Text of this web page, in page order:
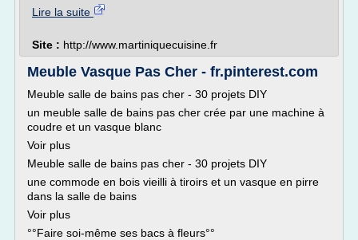
Lire la suite
Site : http://www.martiniquecuisine.fr
Meuble Vasque Pas Cher - fr.pinterest.com
Meuble salle de bains pas cher - 30 projets DIY
un meuble salle de bains pas cher crée par une machine à
coudre et un vasque blanc
Voir plus
Meuble salle de bains pas cher - 30 projets DIY
une commode en bois vieilli à tiroirs et un vasque en pirre
dans la salle de bains
Voir plus
°°Faire soi-même ses bacs à fleurs°°